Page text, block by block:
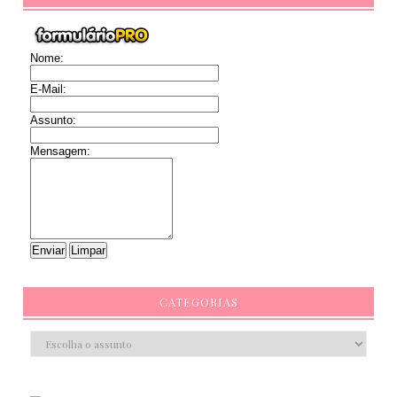
Nome:
E-Mail:
Assunto:
Mensagem:
CATEGORIAS